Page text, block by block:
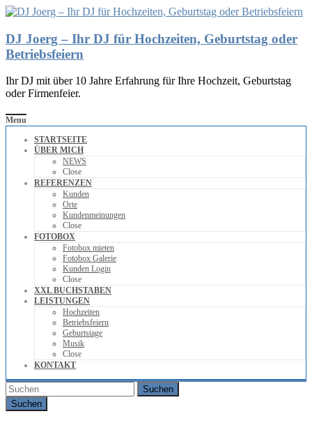
DJ Joerg – Ihr DJ für Hochzeiten, Geburtstag oder
Betriebsfeiern
Ihr DJ mit über 10 Jahre Erfahrung für Ihre Hochzeit, Geburtstag
oder Firmenfeier.
Menu
STARTSEITE
ÜBER MICH
NEWS
Close
REFERENZEN
Kunden
Orte
Kundenmeinungen
Close
FOTOBOX
Fotobox mieten
Fotobox Galerie
Kunden Login
Close
XXL BUCHSTABEN
LEISTUNGEN
Hochzeiten
Betriebsfeiern
Geburtstage
Musik
Close
KONTAKT
Suchen